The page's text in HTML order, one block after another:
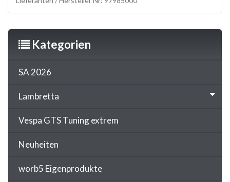
Kategorien
SA 2026
Lambretta
Vespa GTS Tuning extrem
Neuheiten
worb5 Eigenprodukte